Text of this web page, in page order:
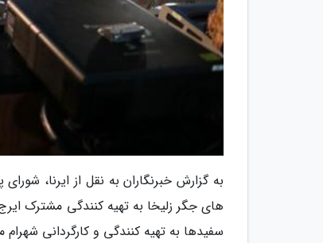
به گزارش خبرنگاران به نقل از ایرنا،
های جگر زلیخا به تهیه کنندگی مشترک
سفیدها به تهیه کنندگی و کارگردانی